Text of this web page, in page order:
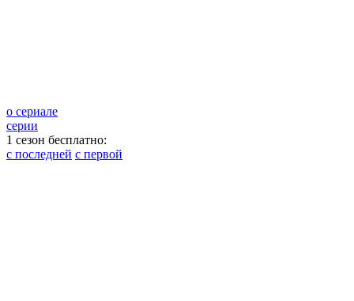
о сериале
серии
1 сезон бесплатно:
с последней с первой